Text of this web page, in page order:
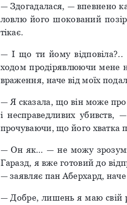
— Здогадалася, — впевнено
ловлю його шокований
тікає.
— І що ти йому
ходом продірявлюючи мене
враження, наче від моїх
— Я сказала, що він може про
і несправедливих убивств,
прочуваючи, що його хватка
— Он як… — не можу
Гаразд, я вже готовий до
— заявляє пан Аберхард,
— Добре, лишень я маю свій